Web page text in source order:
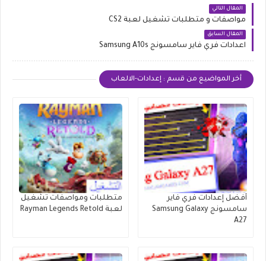
المقال التالي
مواصفات و متطلبات تشغيل لعبة CS2
المقال السابق
اعدادات فري فاير سامسونج Samsung A10s
أخر المواضيع من قسم : إعدادات-الالعاب
أفضل إعدادات فري فاير
سامسونج Samsung Galaxy
A27
متطلبات ومواصفات تشغيل
لعبة Rayman Legends Retold